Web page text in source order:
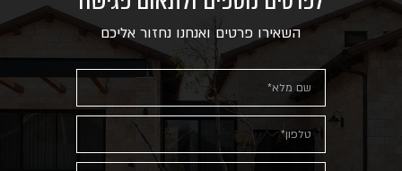
השאירו פרטים ואנחנו נחזור אליכם